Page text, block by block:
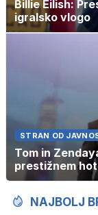
Billie Eilish:
igralsko vlogo
STRAN OD
Tom in
prestižnem
NAJBOLJ